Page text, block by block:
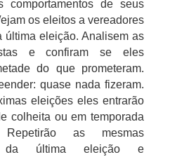
comportamentos de seus
os eleitos a vereadores
última eleição. Analisem as
e confiram se eles
do que prometeram.
quase nada fizeram.
eleições eles entrarão
colheita ou em temporada
as mesmas
da última eleição e